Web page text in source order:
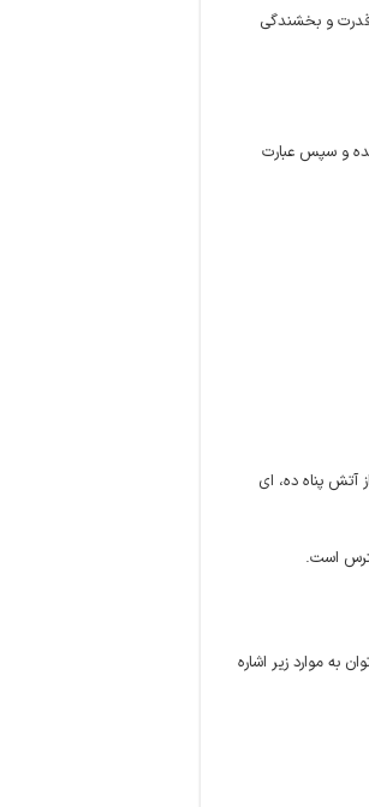
قدرت و بخشندگی
و سپس عبارت
آتش پناه ده، ای
است.
به موارد زیر اشاره